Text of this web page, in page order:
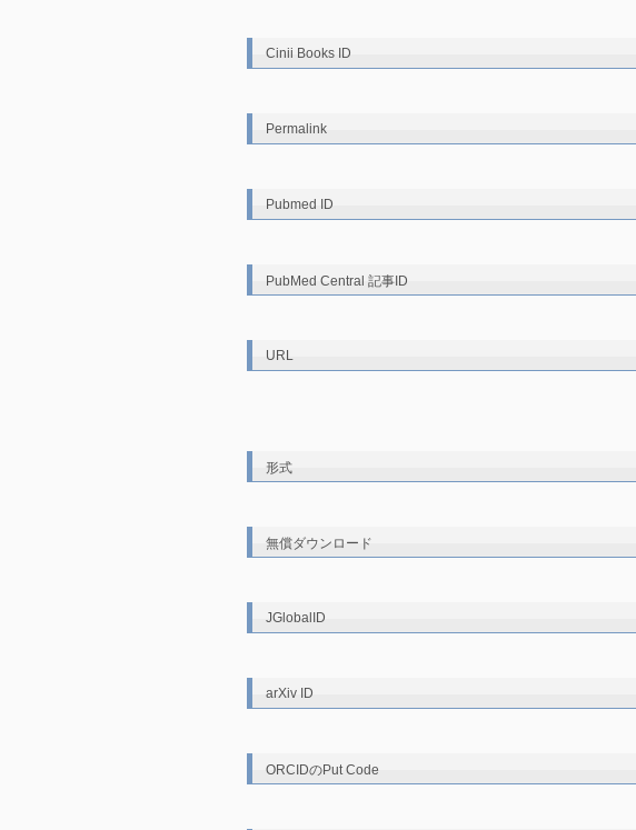
Cinii Books ID
Permalink
Pubmed ID
PubMed Central 記事ID
URL
形式
無償ダウンロード
JGlobalID
arXiv ID
ORCIDのPut Code